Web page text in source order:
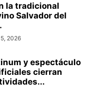
la tradicional
Salvador del
2026
y espectáculo
cierran